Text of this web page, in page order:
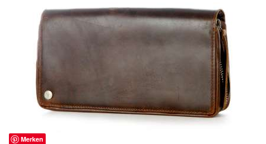
Merken